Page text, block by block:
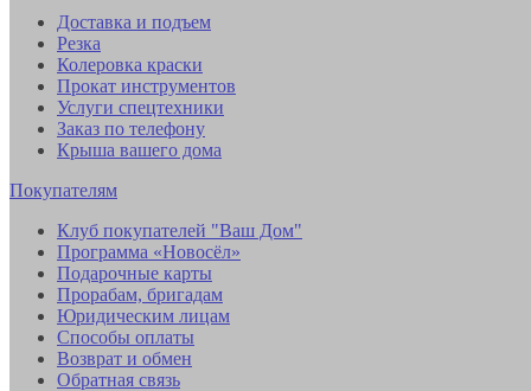
Доставка и подъем
Резка
Колеровка краски
Прокат инструментов
Услуги спецтехники
Заказ по телефону
Крыша вашего дома
Покупателям
Клуб покупателей "Ваш Дом"
Программа «Новосёл»
Подарочные карты
Прорабам, бригадам
Юридическим лицам
Способы оплаты
Возврат и обмен
Обратная связь